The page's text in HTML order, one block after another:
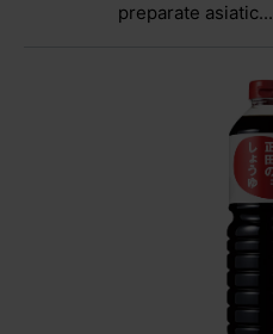
preparate asiatic...